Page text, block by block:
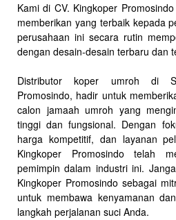
Kami di CV. Kingkoper
memberikan yang terbaik kepada
perusahaan ini secara rutin
dengan desain-desain terbaru dan
Distributor koper umroh di
Promosindo, hadir untuk
calon jamaah umroh yang
tinggi dan fungsional. Dengan
harga kompetitif, dan layanan
Kingkoper Promosindo telah
pemimpin dalam industri ini.
Kingkoper Promosindo sebagai
untuk membawa kenyamanan
langkah perjalanan suci Anda.